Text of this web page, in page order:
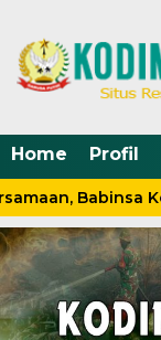
Home Profil
Babinsa